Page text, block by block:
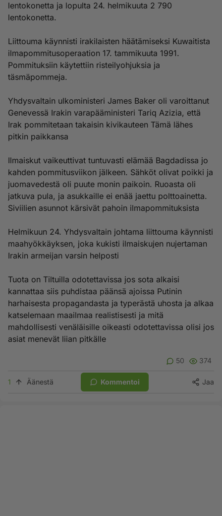
lentokonetta ja lopulta 24. helmikuuta 2 790
lentokonetta.
Liittouma käynnisti irakilaisten häätämiseksi Kuwaitista
ilmapommitusoperaation 17. tammikuuta 1991.
Pommituksiin käytettiin risteilyohjuksia ja
täsmäpommeja.
Yhdysvaltain ulkoministeri James Baker oli varoittanut
Genevessä Irakin varapääministeri Tariq Azizia, että
Irak pommitetaan takaisin kivikauteen Tämä lähes
pitkin paikkansa
Ilmaiskut vaikeuttivat tuntuvasti elämää Bagdadissa jo
kahden pommitusviikon jälkeen. Sähköt olivat poikki ja
juomavedestä oli puute monin paikoin. Ruoasta oli
jatkuva pula, ja asukkaille ei enää jaettu polttoainetta.
Siviilien asunnot kärsivät pahoin ilmapommituksista
Helmikuun 24. Yhdysvaltain johtama liittouma käynnisti
maahyökkäyksen, joka kukisti ilmaiskujen nujertaman
Irakin armeijan varsin helposti
Tuota on Tiltuilla odotettavissa jos sota alkaisi
kannattaa siis puhdistaa päänsä ajoissa Putinin
harhaisesta propagandasta ja typerästä uhosta ja alkaa
katselemaan maailmaa realistisesti ja mitä
mahdollisesti venäläisille oikeasti odotettavissa olisi jos
asiat menevät liian pitkälle
50 374
1 Äänestä Kommentoi Jaa